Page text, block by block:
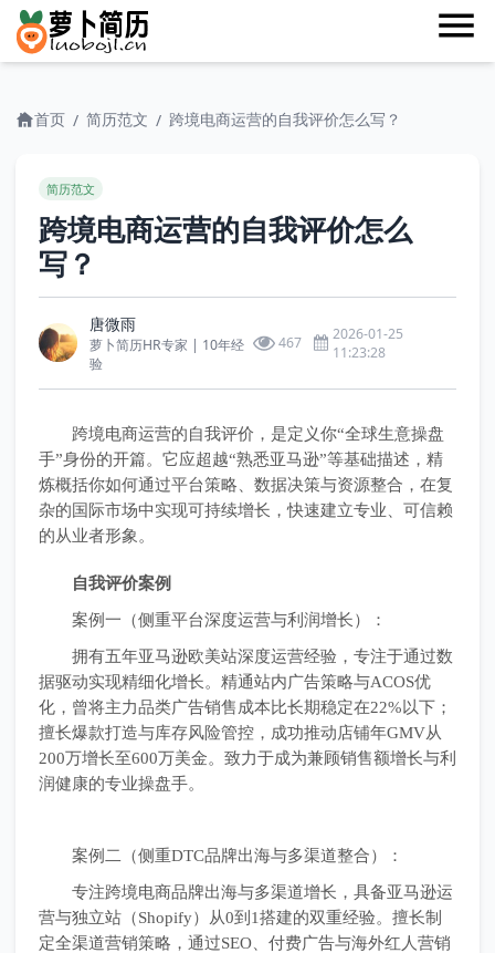
首页 / 简历范文 / 跨境电商运营的自我评价怎么写？
简历范文
跨境电商运营的自我评价怎么
写？
唐微雨
萝卜简历HR专家 | 10年经
验
467
2026-01-25
11:23:28
跨境电商运营的自我评价，是定义你“全球生意操盘
手”身份的开篇。它应超越“熟悉亚马逊”等基础描述，精
炼概括你如何通过平台策略、数据决策与资源整合，在复
杂的国际市场中实现可持续增长，快速建立专业、可信赖
的从业者形象。
自我评价案例
案例一（侧重平台深度运营与利润增长）：
拥有五年亚马逊欧美站深度运营经验，专注于通过数
据驱动实现精细化增长。精通站内广告策略与ACOS优
化，曾将主力品类广告销售成本比长期稳定在22%以下；
擅长爆款打造与库存风险管控，成功推动店铺年GMV从
200万增长至600万美金。致力于成为兼顾销售额增长与利
润健康的专业操盘手。
案例二（侧重DTC品牌出海与多渠道整合）：
专注跨境电商品牌出海与多渠道增长，具备亚马逊运
营与独立站（Shopify）从0到1搭建的双重经验。擅长制
定全渠道营销策略，通过SEO、付费广告与海外红人营销